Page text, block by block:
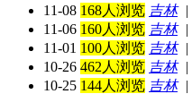
11-08 168人浏览 吉林|
11-06 160人浏览 吉林|
11-01 100人浏览 吉林|
10-26 462人浏览 吉林|
10-25 144人浏览 吉林|